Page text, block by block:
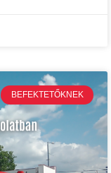
BEFEKTETŐKNEK